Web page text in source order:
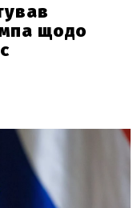
щодо